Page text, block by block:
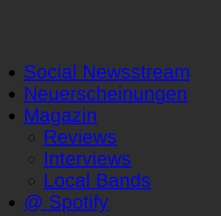
Social Newsstream
Neuerscheinungen
Magazin
Reviews
Interviews
Local Bands
@ Spotify